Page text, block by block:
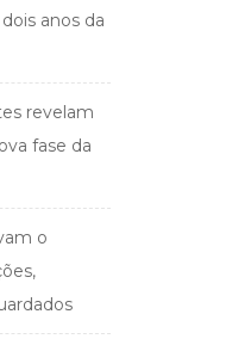
anos da
revelam
fase da
o